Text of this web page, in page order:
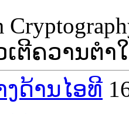
ຕີຄວານຕໍາ
ດ້ານໄອທີ